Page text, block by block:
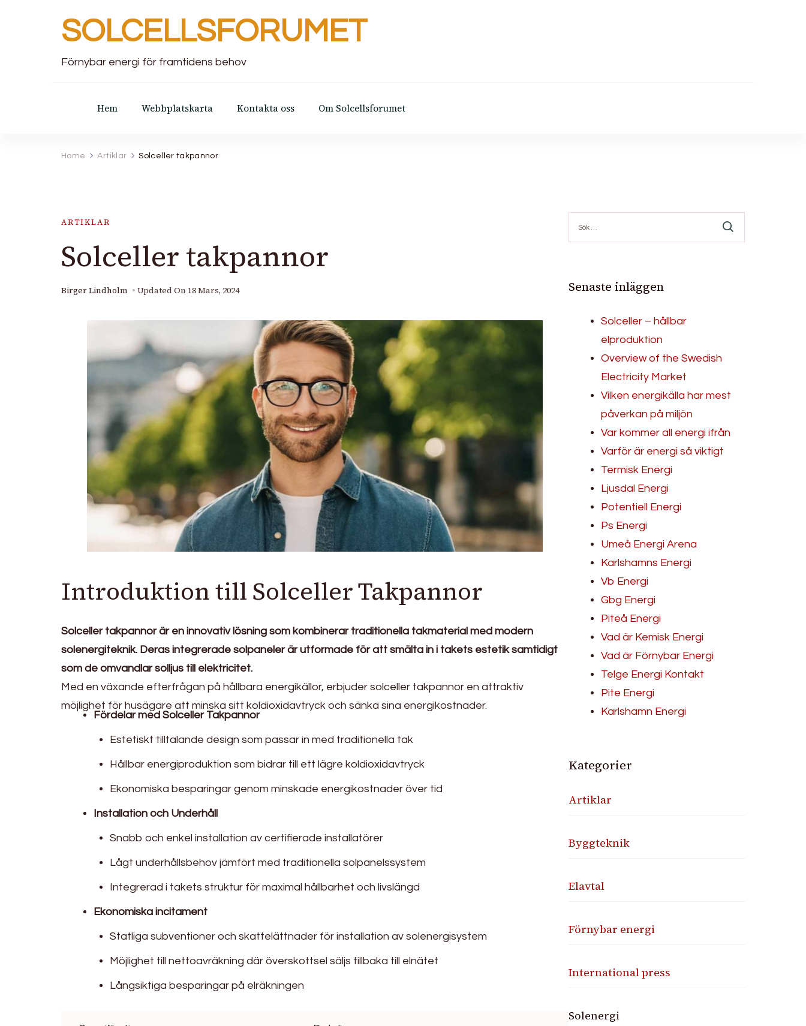
SOLCELLSFORUMET
Förnybar energi för framtidens behov
Hem Webbplatskarta Kontakta oss Om Solcellsforumet
Home Artiklar Solceller takpannor
ARTIKLAR
Solceller takpannor
Birger Lindholm Updated On 18 Mars, 2024
Introduktion till Solceller Takpannor
Solceller takpannor är en innovativ lösning som kombinerar traditionella takmaterial med modern
solenergiteknik. Deras integrerade solpaneler är utformade för att smälta in i takets estetik samtidigt
som de omvandlar solljus till elektricitet.
Med en växande efterfrågan på hållbara energikällor, erbjuder solceller takpannor en attraktiv
möjlighet för husägare att minska sitt koldioxidavtryck och sänka sina energikostnader.
Fördelar med Solceller Takpannor
Estetiskt tilltalande design som passar in med traditionella tak
Hållbar energiproduktion som bidrar till ett lägre koldioxidavtryck
Ekonomiska besparingar genom minskade energikostnader över tid
Installation och Underhåll
Snabb och enkel installation av certifierade installatörer
Lågt underhållsbehov jämfört med traditionella solpanelssystem
Integrerad i takets struktur för maximal hållbarhet och livslängd
Ekonomiska incitament
Statliga subventioner och skattelättnader för installation av solenergisystem
Möjlighet till nettoavräkning där överskottsel säljs tillbaka till elnätet
Långsiktiga besparingar på elräkningen
efter:
Senaste inläggen
Solceller – hållbar
elproduktion
Overview of the Swedish
Electricity Market
Vilken energikälla har mest
påverkan på miljön
Var kommer all energi ifrån
Varför är energi så viktigt
Termisk Energi
Ljusdal Energi
Potentiell Energi
Ps Energi
Umeå Energi Arena
Karlshamns Energi
Vb Energi
Gbg Energi
Piteå Energi
Vad är Kemisk Energi
Vad är Förnybar Energi
Telge Energi Kontakt
Pite Energi
Karlshamn Energi
Kategorier
Artiklar
Byggteknik
Elavtal
Förnybar energi
International press
Solenergi